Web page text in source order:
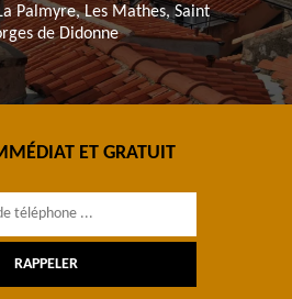
Palmyre, Les Mathes, Saint
de Didonne
ET GRATUIT